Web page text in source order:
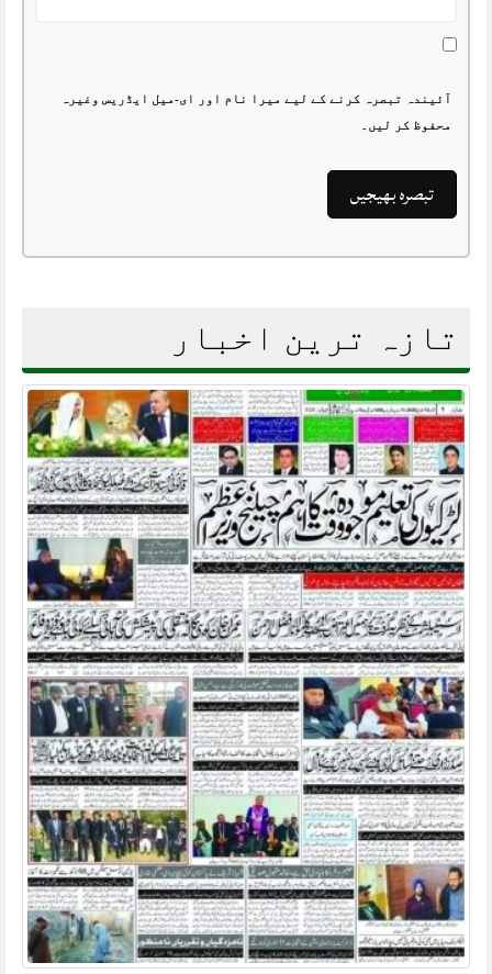
آئیندہ تبصرہ کرنے کے لیے میرا نام اور ای-میل ایڈریس وغیرہ
محفوظ کر لیں۔
تازہ ترین اخبار